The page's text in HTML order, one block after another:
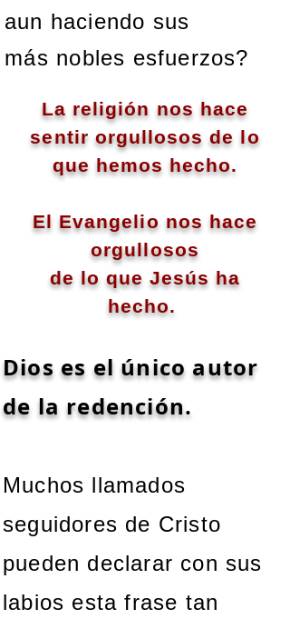
aun haciendo sus
más nobles esfuerzos?
La religión nos hace
sentir orgullosos de lo
que hemos hecho.
El Evangelio nos hace
orgullosos
de lo que Jesús ha
hecho.
Dios es el único autor
de la redención.
Muchos llamados
seguidores de Cristo
pueden declarar con sus
labios esta frase tan